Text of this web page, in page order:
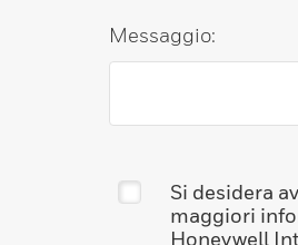
Messaggio:
Si desidera
maggiori
Honeywell